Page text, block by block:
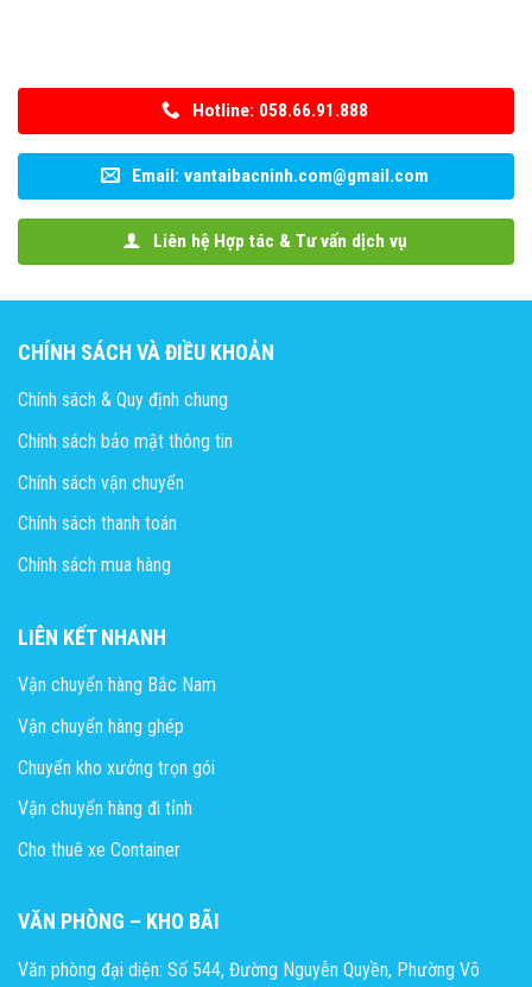
Hotline: 058.66.91.888
Email: vantaibacninh.com@gmail.com
Liên hệ Hợp tác & Tư vấn dịch vụ
CHÍNH SÁCH VÀ ĐIỀU KHOẢN
Chính sách & Quy định chung
Chính sách bảo mật thông tin
Chính sách vận chuyển
Chính sách thanh toán
Chính sách mua hàng
LIÊN KẾT NHANH
Vận chuyển hàng Bắc Nam
Vận chuyển hàng ghép
Chuyển kho xưởng trọn gói
Vận chuyển hàng đi tỉnh
Cho thuê xe Container
VĂN PHÒNG – KHO BÃI
Văn phòng đại diện: Số 544, Đường Nguyễn Quyền, Phường Võ